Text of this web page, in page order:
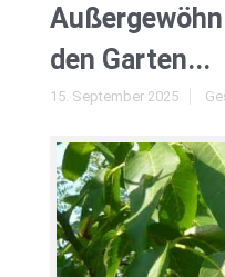
den Garten...
15. September 2025